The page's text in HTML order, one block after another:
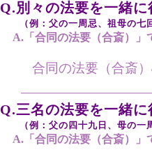
Q.別々の法要を一緒に
（例：父の一周忌、祖母の七
A.「合同の法要（合斎）」
合同の法要（合斎）
Q.三名の法要を一緒に
（例：父の四十九日、母の一
A.「合同の法要（合斎）」